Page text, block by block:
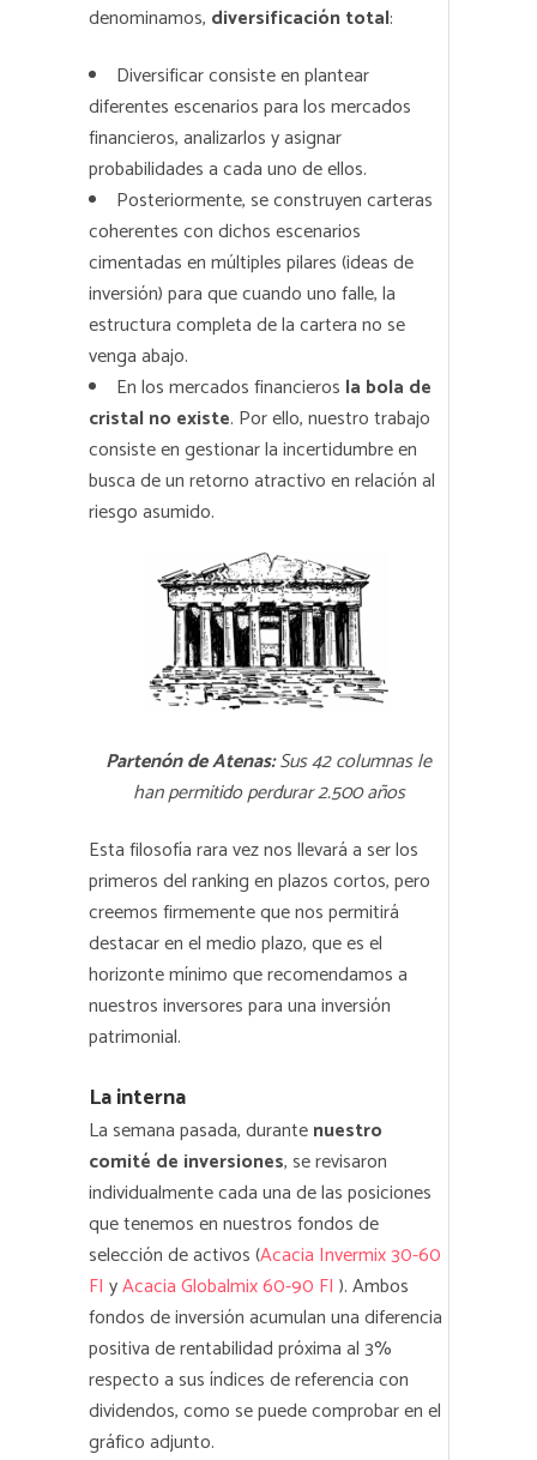
denominamos, diversificación total:
Diversificar consiste en plantear
diferentes escenarios para los mercados
financieros, analizarlos y asignar
probabilidades a cada uno de ellos.
Posteriormente, se construyen carteras
coherentes con dichos escenarios
cimentadas en múltiples pilares (ideas de
inversión) para que cuando uno falle, la
estructura completa de la cartera no se
venga abajo.
En los mercados financieros la bola de
cristal no existe. Por ello, nuestro trabajo
consiste en gestionar la incertidumbre en
busca de un retorno atractivo en relación al
riesgo asumido.
Partenón de Atenas:Sus 42 columnas le
han permitido perdurar 2.500 años
Esta filosofía rara vez nos llevará a ser los
primeros del ranking en plazos cortos, pero
creemos firmemente que nos permitirá
destacar en el medio plazo, que es el
horizonte mínimo que recomendamos a
nuestros inversores para una inversión
patrimonial.
La interna
La semana pasada, durantenuestro
comité de inversiones, se revisaron
individualmente cada una de las posiciones
que tenemos en nuestros fondos de
selección de activos (Acacia Invermix 30-60
FI yAcacia Globalmix 60-90 FI ). Ambos
fondos de inversión acumulan una diferencia
positiva de rentabilidad próxima al 3%
respecto a sus índices de referencia con
dividendos, como se puede comprobar en el
gráfico adjunto.